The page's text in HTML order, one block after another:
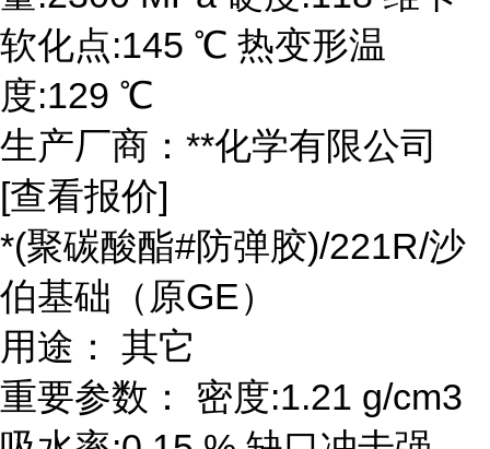
软化点:145 ℃ 热变形温
度:129 ℃
生产厂商：**化学有限公司
[查看报价]
*(聚碳酸酯#防弹胶)/221R/沙
伯基础（原GE）
用途： 其它
重要参数： 密度:1.21 g/cm3